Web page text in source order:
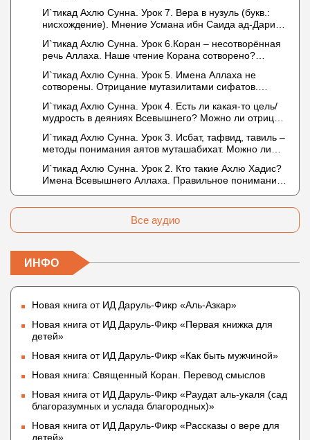
Усмана ибн Саида ад-Дарими. Иман – это слова,
дела и познание
И`тикад Ахлю Сунна. Урок 7. Вера в нузуль (букв.:
нисхождение). Мнение Усмана ибн Саида ад-Дарими
описывается физическим движением?
И`тикад Ахлю Сунна. Урок 6.Коран – несотворённая
речь Аллаха. Наше чтение Корана сотворено?
И`тикад Ахлю Сунна. Урок 5. Имена Аллаха не
сотворены. Отрицание мутазилитами сифатов.
И`тикад Ахлю Сунна. Урок 4. Есть ли какая-то цель/
мудрость в деяниях Всевышнего? Можно ли отрицать
не пришло в Коране и Сунне? Концепция ибн
Таймийи
И`тикад Ахлю Сунна. Урок 3. Исбат, тафвид, тавиль –
методы понимания аятов муташабихат. Можно ли
Что означает утверждение сифата «биля кейфа»
(без образа)?
И`тикад Ахлю Сунна. Урок 2. Кто такие Ахлю Хадис?
Имена Всевышнего Аллаха. Правильное понимание
Все аудио
ИНФО
Новая книга от ИД Даруль-Фикр «Аль-Азкар»
Новая книга от ИД Даруль-Фикр «Первая книжка для
детей»
Новая книга от ИД Даруль-Фикр «Как быть мужчиной»
Новая книга: Священный Коран. Перевод смыслов
Новая книга от ИД Даруль-Фикр «Раудат аль-укаля (cад
благоразумных и услада благородных)»
Новая книга от ИД Даруль-Фикр «Рассказы о вере для
детей»